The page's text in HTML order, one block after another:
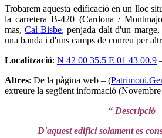
Trobarem aquesta edificació en un lloc
la carretera B-420 (Cardona /
mas,Cal Bisbe, penjada dalt d'un
una banda i d'uns camps de conreu per
Localització: N 42 00 35.5 E 01 43 00.9
Altres: De la pàgina web – (
extreure la següent informació
“ Descripció
D'aquest edifici solament es